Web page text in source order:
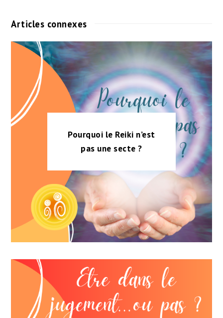
Articles connexes
Pourquoi le Reiki n’est
pas une secte ?